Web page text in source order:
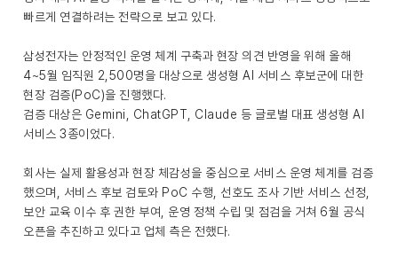
빠르게 연결하려는 전략으로 보고 있다.
삼성전자는 안정적인 운영 체계 구축과 현장 의견 반영을 위해 올해
4~5월 임직원 2,500명을 대상으로 생성형 AI 서비스 후보군에 대한
현장 검증(PoC)을 진행했다.
검증 대상은 Gemini, ChatGPT, Claude 등 글로벌 대표 생성형 AI
서비스 3종이었다.
회사는 실제 활용성과 현장 체감성을 중심으로 서비스 운영 체계를 검증
했으며, 서비스 후보 검토와 PoC 수행, 선호도 조사 기반 서비스 선정,
보안 교육 이수 후 권한 부여, 운영 정책 수립 및 점검을 거쳐 6월 공식
오픈을 추진하고 있다고 업체 측은 전했다.